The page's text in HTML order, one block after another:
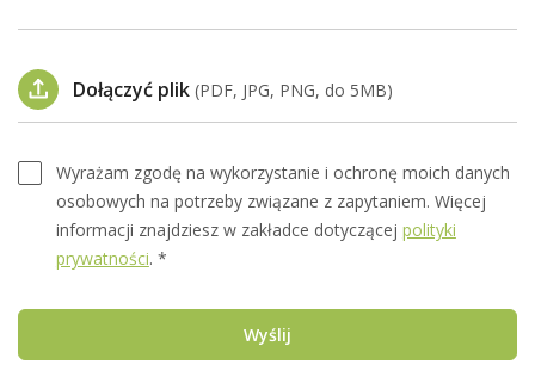
Dołączyć plik (PDF, JPG, PNG, do 5MB)
Wyrażam zgodę na wykorzystanie i ochronę moich danych
osobowych na potrzeby związane z zapytaniem. Więcej
informacji znajdziesz w zakładce dotyczącej polityki
prywatności. *
Wyślij